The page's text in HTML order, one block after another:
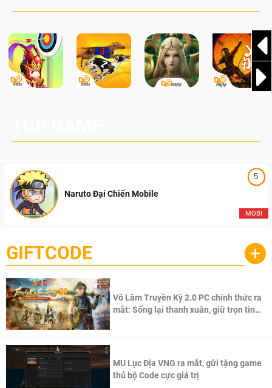
5
MOBI
Naruto Đại Chiến Mobile
GIFTCODE +
Võ Lâm Truyền Kỳ 2.0 PC chính thức ra
mắt: Sống lại thanh xuân, giữ trọn tinh
MU Lục Địa VNG ra mắt, gửi tặng game
thủ bộ Code cực giá trị